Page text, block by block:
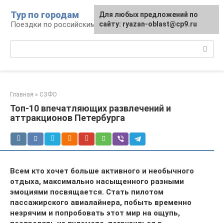
контенту
Тур по городам
Поездки по российским городам
Главная » СЗФО
Топ-10 впечатляющих развлечений и
аттракционов Петербурга
Всем кто хочет больше активного и необычного
отдыха, максимально насыщенного разными
эмоциями посвящается. Стать пилотом
пассажирского авиалайнера, побыть временно
незрячим и попробовать этот мир на ощупь,
Для любых предложений по
сайту: ryazan-oblast@cp9.ru